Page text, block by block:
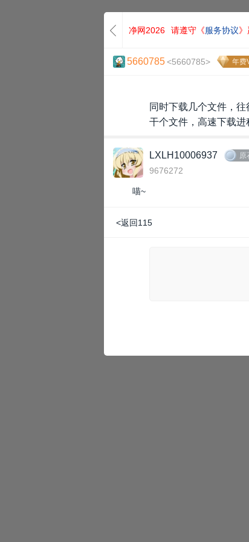
净网2026 请遵守《服务协议
5660785<5660785> 年费
同时下载几个文件，
干个文件，高速下载进
LXLH10006937 原
9676272
喵~
<返回115